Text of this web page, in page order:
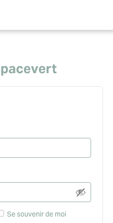
Se souvenir de moi